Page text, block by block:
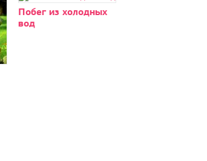
Побег из холодных
вод